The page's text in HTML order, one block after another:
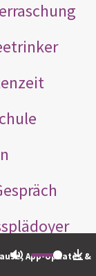
App-Updates &